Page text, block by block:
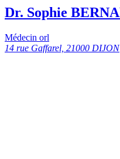
Dr. Sophie
Médecin orl
14 rue Gaffarel, 21000 DIJON